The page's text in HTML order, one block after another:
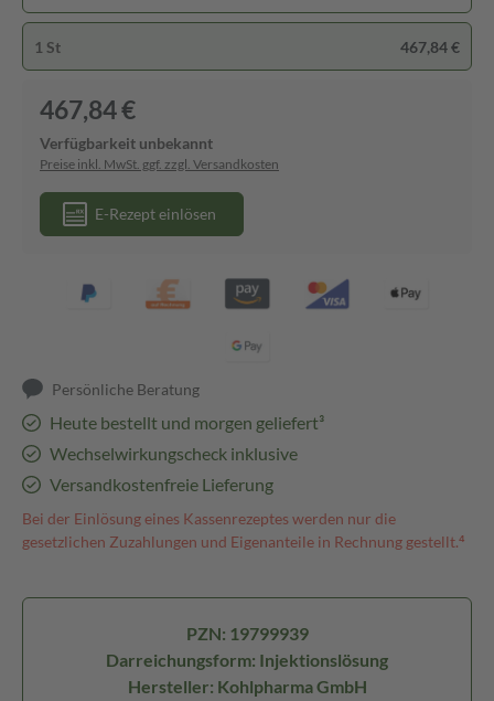
1 St 467,84 €
467,84 €
Verfügbarkeit unbekannt
Preise inkl. MwSt. ggf. zzgl. Versandkosten
E-Rezept einlösen
Persönliche Beratung
Heute bestellt und morgen geliefert³
Wechselwirkungscheck inklusive
Versandkostenfreie Lieferung
Bei der Einlösung eines Kassenrezeptes werden nur die
gesetzlichen Zuzahlungen und Eigenanteile in Rechnung gestellt.⁴
PZN: 19799939
Darreichungsform: Injektionslösung
Hersteller: Kohlpharma GmbH